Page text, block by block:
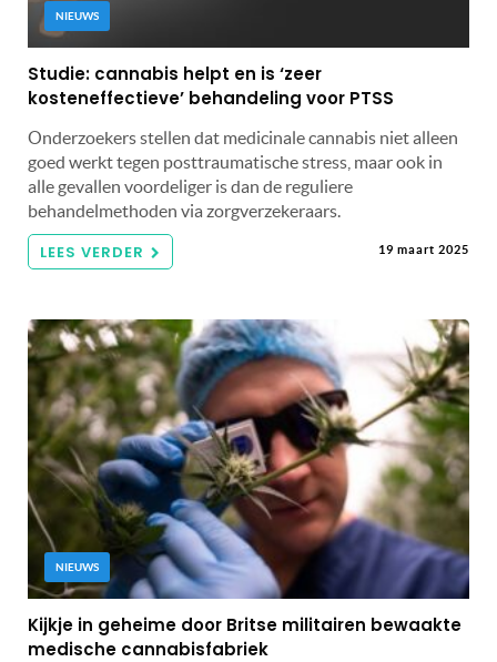
NIEUWS
Studie: cannabis helpt en is ‘zeer
kosteneffectieve’ behandeling voor PTSS
Onderzoekers stellen dat medicinale cannabis niet alleen
goed werkt tegen posttraumatische stress, maar ook in
alle gevallen voordeliger is dan de reguliere
behandelmethoden via zorgverzekeraars.
LEES VERDER 19 maart 2025
NIEUWS
Kijkje in geheime door Britse militairen bewaakte
medische cannabisfabriek